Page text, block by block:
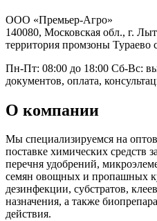
ООО «Премьер-Агро»
140080, Московская обл., г.
территория промзоны Тураево
Пн-Пт: 08:00 до 18:00 Сб-Вс:
документов, оплата,
О компании
Мы специализируемся на
поставке химических средств
перечня удобрений,
семян овощных и пропашных
дезинфекции, субстратов,
назначения, а также
действия.